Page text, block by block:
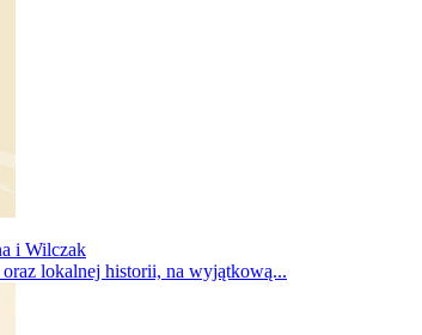
i Wilczak
lokalnej historii, na wyjątkową...